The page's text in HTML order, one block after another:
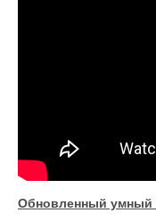
Обновленный умный